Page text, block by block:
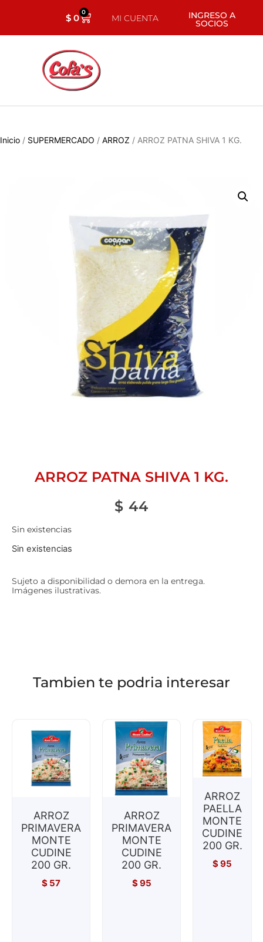
$0 0
MI CUENTA INGRESO A
SOCIOS
Inicio / SUPERMERCADO / ARROZ / ARROZ PATNA SHIVA 1 KG.
ARROZ PATNA SHIVA 1 KG.
$ 44
Sin existencias
Sin existencias
Sujeto a disponibilidad o demora en la entrega.
Imágenes ilustrativas.
Tambien te podria interesar
ARROZ
PRIMAVERA
MONTE
CUDINE
200 GR.
$ 57
ARROZ
PRIMAVERA
MONTE
CUDINE
200 GR.
$95
ARROZ
PAELLA
MONTE
CUDINE
200 GR.
$95